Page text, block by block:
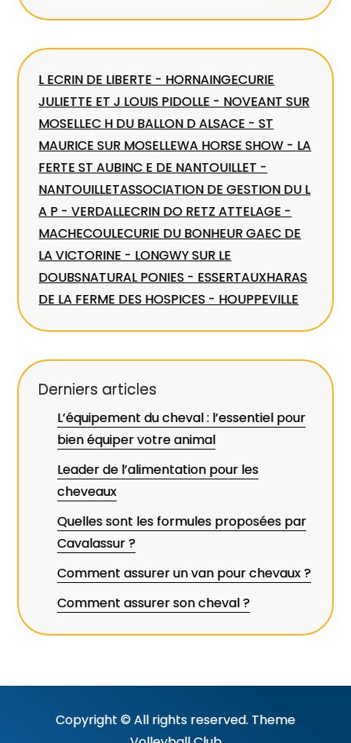
L ECRIN DE LIBERTE - HORNAINGECURIE
JULIETTE ET J LOUIS PIDOLLE - NOVEANT SUR
MOSELLEC H DU BALLON D ALSACE - ST
MAURICE SUR MOSELLEWA HORSE SHOW - LA
FERTE ST AUBINC E DE NANTOUILLET -
NANTOUILLETASSOCIATION DE GESTION DU L
A P - VERDALLECRIN DO RETZ ATTELAGE -
MACHECOULECURIE DU BONHEUR GAEC DE
LA VICTORINE - LONGWY SUR LE
DOUBSNATURAL PONIES - ESSERTAUXHARAS
DE LA FERME DES HOSPICES - HOUPPEVILLE
Derniers articles
L’équipement du cheval : l’essentiel pour
bien équiper votre animal
Leader de l’alimentation pour les
cheveaux
Quelles sont les formules proposées par
Cavalassur ?
Comment assurer un van pour chevaux ?
Comment assurer son cheval ?
Copyright © All rights reserved. Theme